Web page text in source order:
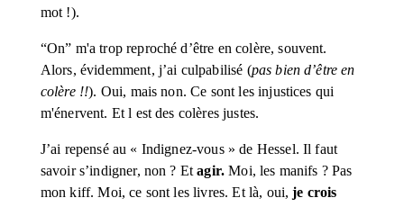
mot !).
“On” m'a trop reproché d’être en colère, souvent.
Alors, évidemment, j’ai culpabilisé (pas bien d’être en
colère !!). Oui, mais non. Ce sont les injustices qui
m'énervent. Et l est des colères justes.
J’ai repensé au « Indignez-vous » de Hessel. Il faut
savoir s’indigner, non ? Et agir. Moi, les manifs ? Pas
mon kiff. Moi, ce sont les livres. Et là, oui, je crois